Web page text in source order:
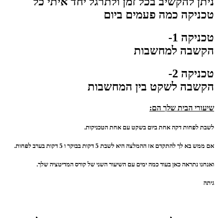
טכניקה כמה פעמים ביום
טכניקה 1-
הקשבה למחשבות
טכניקה 2-
הקשבה לשקט בין המחשבות
שיעורי הבית שלך הם:
לשבת לפחות דקה אחת ביום בשקט עם אחת הטכניקות.
אם ממש בא לך להתקדם אז ההמלצה היא לשבת 5 דקות בבוקר ו 5 דקות בערב לפחות.
ואנחנו נתראה כאן בעוד כמה ימים עם השיעור השני של קורס המדיטציה שלך.
גיתה